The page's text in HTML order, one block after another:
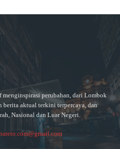
perubahan, dari Lombok
aktual terkini terpercaya, dan
Nasional dan Luar Negeri.